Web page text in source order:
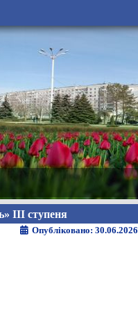
ІІІ ступеня
Опубліковано: 30.06.2026